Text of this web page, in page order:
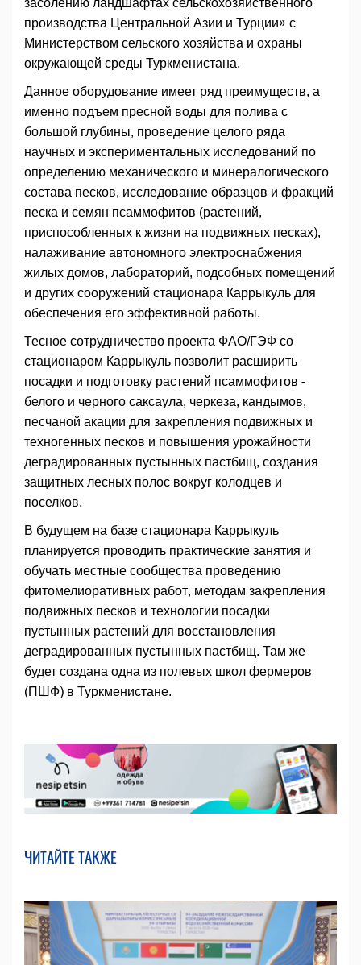
засолению ландшафтах сельскохозяйственного
производства Центральной Азии и Турции» с
Министерством сельского хозяйства и охраны
окружающей среды Туркменистана.
Данное оборудование имеет ряд преимуществ, а
именно подъем пресной воды для полива с
большой глубины, проведение целого ряда
научных и экспериментальных исследований по
определению механического и минералогического
состава песков, исследование образцов и фракций
песка и семян псаммофитов (растений,
приспособленных к жизни на подвижных песках),
налаживание автономного электроснабжения
жилых домов, лабораторий, подсобных помещений
и других сооружений стационара Каррыкуль для
обеспечения его эффективной работы.
Тесное сотрудничество проекта ФАО/ГЭФ со
стационаром Каррыкуль позволит расширить
посадки и подготовку растений псаммофитов -
белого и черного саксаула, черкеза, кандымов,
песчаной акации для закрепления подвижных и
техногенных песков и повышения урожайности
деградированных пустынных пастбищ, создания
защитных лесных полос вокруг колодцев и
поселков.
В будущем на базе стационара Каррыкуль
планируется проводить практические занятия и
обучать местные сообщества проведению
фитомелиоративных работ, методам закрепления
подвижных песков и технологии посадки
пустынных растений для восстановления
деградированных пустынных пастбищ. Там же
будет создана одна из полевых школ фермеров
(ПШФ) в Туркменистане.
ЧИТАЙТЕ ТАКЖЕ